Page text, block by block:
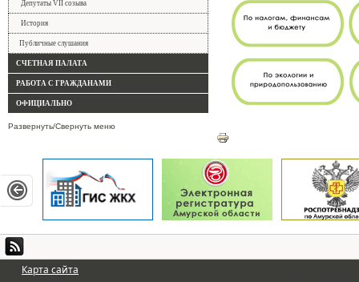
Депутаты VII созыва
История
Публичные слушания
СЧЕТНАЯ ПАЛАТА
РАБОТА С ГРАЖДАНАМИ
ОФИЦИАЛЬНО
Развернуть/Свернуть меню
Карта сайта